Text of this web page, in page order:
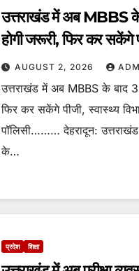
उत्तराखंड में अब MBBS
होगी जरूरी, फिर कर सकेंगे
कैबिनेट को भेजेगा नई
AUGUST 2, 2026
उत्तराखंड में अब MBBS के बाद
फिर कर सकेंगे पीजी, स्वास्थ्य
पॉलिसी……… देहरादून:
के…
प्रदेश शिक्षा